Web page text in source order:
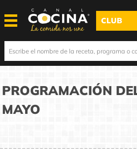
CLUB
PROGRAMACIÓN
MAYO